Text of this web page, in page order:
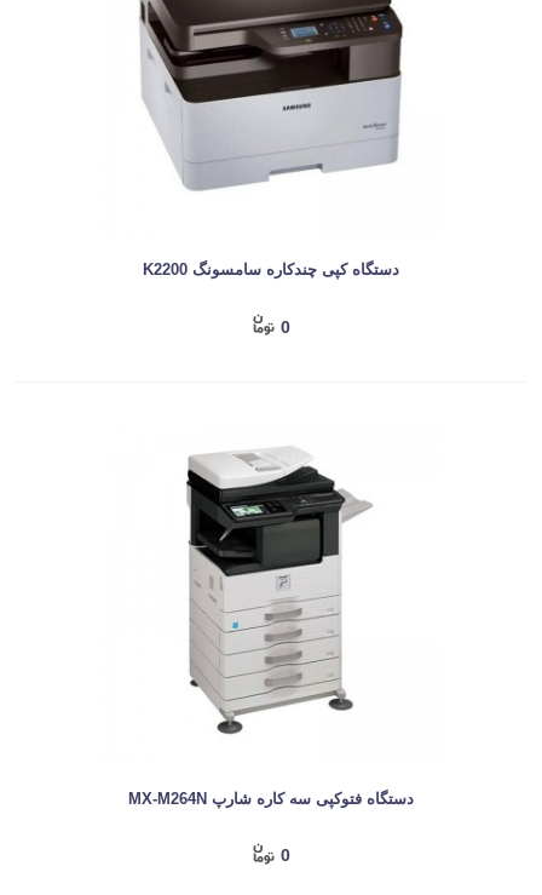
دستگاه کپی چندکاره سامسونگ K2200
0
دستگاه فتوکپی سه کاره شارپ MX-M264N
0